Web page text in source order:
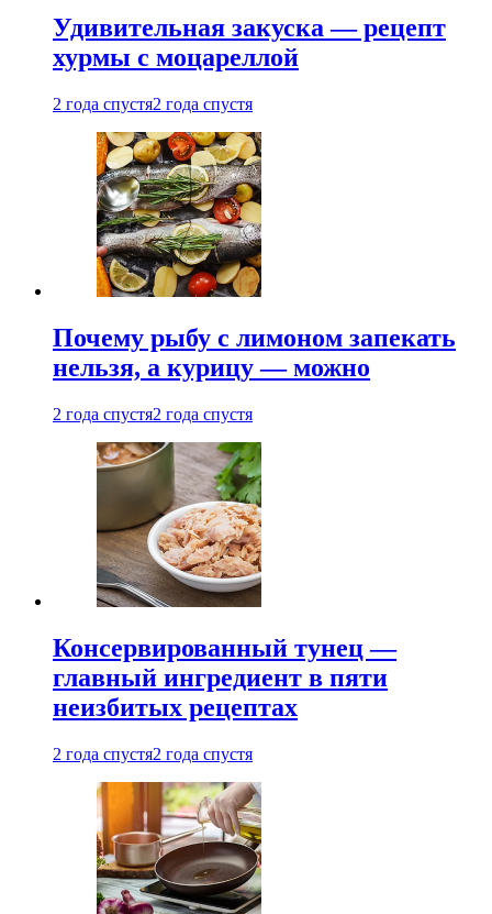
Удивительная закуска — рецепт
хурмы с моцареллой
2 года спустя2 года спустя
Почему рыбу с лимоном запекать
нельзя, а курицу — можно
2 года спустя2 года спустя
Консервированный тунец —
главный ингредиент в пяти
неизбитых рецептах
2 года спустя2 года спустя